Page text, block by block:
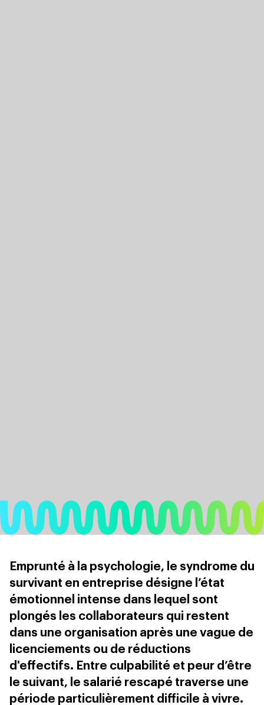
Emprunté à la psychologie, le syndrome du
survivant en entreprise désigne l’état
émotionnel intense dans lequel sont
plongés les collaborateurs qui restent
dans une organisation après une vague de
licenciements ou de réductions
d'effectifs. Entre culpabilité et peur d’être
le suivant, le salarié rescapé traverse une
période particulièrement difficile à vivre.